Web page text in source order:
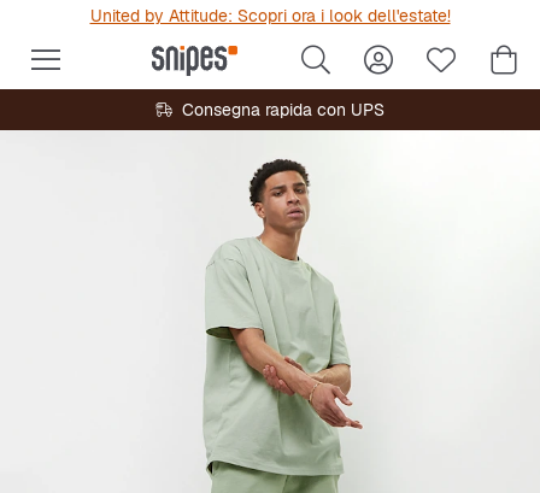
United by Attitude: Scopri ora i look dell'estate!
Consegna rapida con UPS